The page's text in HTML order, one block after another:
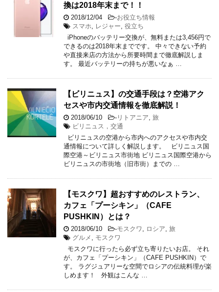
換は2018年末まで！！
2018/12/04 -お役立ち情報
スマホ
レジャー 役立ち
iPhoneのバッテリー交換が、無料または3,456円で
できるのは2018年末までです。 中々できない予約
や直接来店の方法から所要時間まで徹底解説しま
す。 最近バッテリーの持ちが悪いなぁ …
【ビリニュス】の交通手段は？空港アク
セスや市内交通情報を徹底解説！
2018/06/10 - リトアニア 旅
ビリニュス，交通
ビリニュスの空港から市内へのアクセスや市内交
通情報について詳しく解説します。 ビリニュス国
際空港～ビリニュス市街地 ビリニュス国際空港から
ビリニュスの市街地（旧市街）までの …
【モスクワ】超おすすめのレストラン、
カフェ「プーシキン」（CAFE
PUSHKIN）とは？
2018/06/10 -モスクワ ロシア 旅
グルメ
モスクワ
モスクワに行ったら必ず立ち寄りたいお店。 それ
が、カフェ「プーシキン」（CAFE PUSHKIN）で
す。 ラグジュアリーな空間でロシアの伝統料理が楽
しめます！ 外観はこんな …